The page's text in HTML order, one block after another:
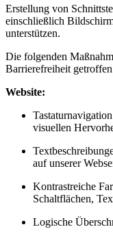
Erstellung von
einschließlich
unterstützen.
Die folgenden
Barrierefreiheit
Website:
visuellen
auf unserer
Kontrastreiche
Schaltflächen,
Logische